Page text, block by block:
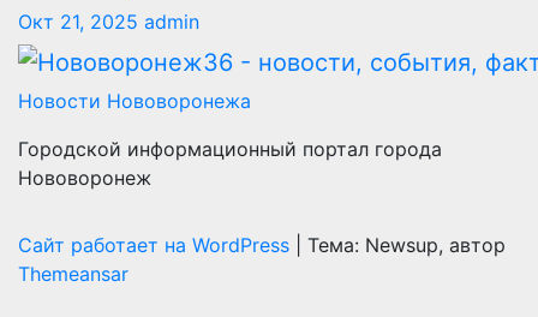
Окт 21, 2025 admin
Новости Нововоронежа
Городской информационный портал города
Нововоронеж
Сайт работает на WordPress
Тема: Newsup, автор
Themeansar